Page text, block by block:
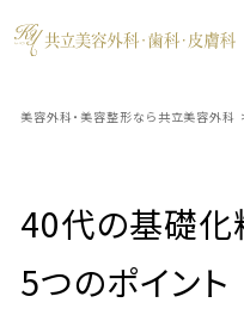
美容外科・美容整形なら共立美容外科
40代の基礎化
5つのポイント